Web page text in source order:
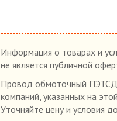
Информация о товарах и
не является публичной
Провод обмоточный ПЭТСД
компаний, указанных на
Уточняйте цену и условия